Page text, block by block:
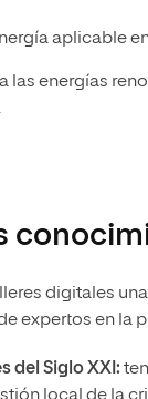
aplicable
las energías
digitales
expertos en la
del Siglo XXI: